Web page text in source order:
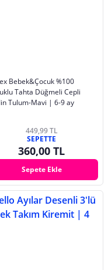
Bebek&Çocuk %100
Tahta Düğmeli Cepli
Tulum-Mavi | 6-9 ay
449,99 TL
SEPETTE
360,00 TL
Sepete Ekle